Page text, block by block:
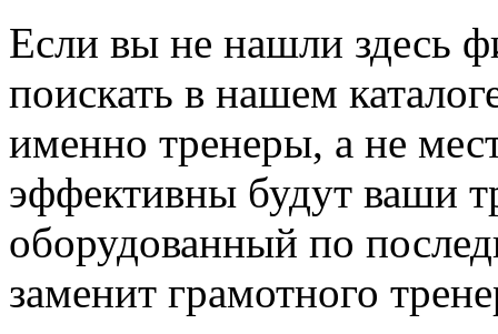
Если вы не нашли здесь
поискать в нашем
именно тренеры, а не
эффективны будут ваши
оборудованный по
заменит грамотного